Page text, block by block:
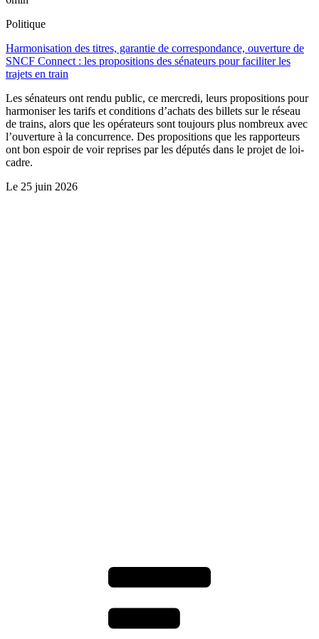
Politique
Harmonisation des titres, garantie de correspondance, ouverture de
SNCF Connect : les propositions des sénateurs pour faciliter les
trajets en train
Les sénateurs ont rendu public, ce mercredi, leurs propositions pour
harmoniser les tarifs et conditions d’achats des billets sur le réseau
de trains, alors que les opérateurs sont toujours plus nombreux avec
l’ouverture à la concurrence. Des propositions que les rapporteurs
ont bon espoir de voir reprises par les députés dans le projet de loi-
cadre.
Le 25 juin 2026